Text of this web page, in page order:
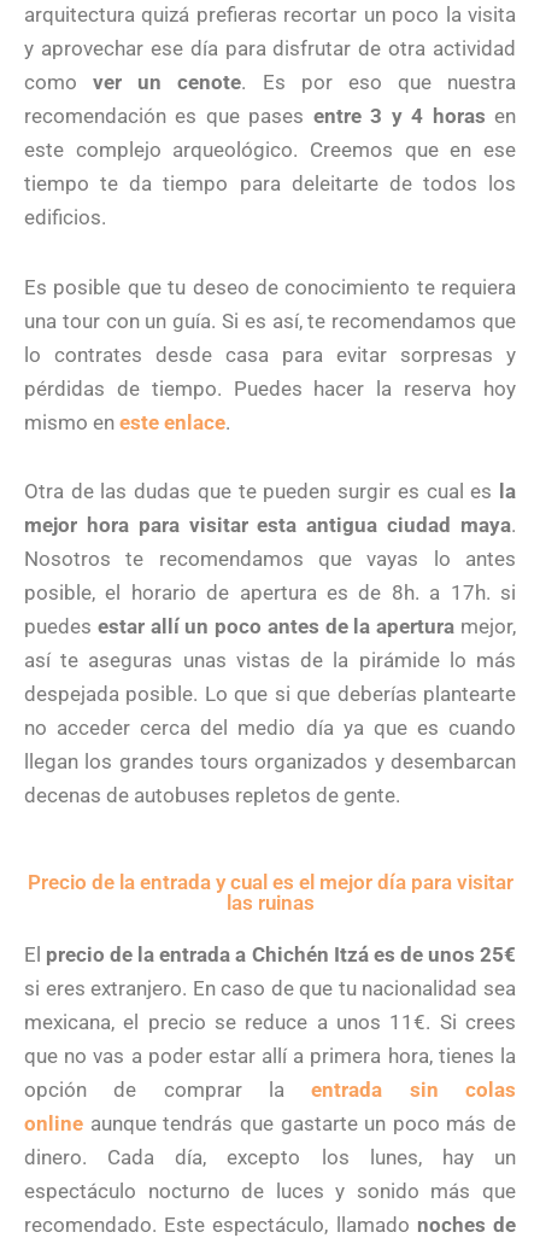
arquitectura quizá prefieras recortar un poco la visita
y aprovechar ese día para disfrutar de otra actividad
comover un cenote. Es por eso que nuestra
recomendación es que pases entre 3 y 4 horas en
este complejo arqueológico. Creemos que en ese
tiempo te da tiempo para deleitarte de todos los
edificios.
Es posible que tu deseo de conocimiento te requiera
una tour con un guía. Si es así, te recomendamos que
lo contrates desde casa para evitar sorpresas y
pérdidas de tiempo. Puedes hacer la reserva hoy
mismo en este enlace.
Otra de las dudas que te pueden surgir es cual es la
mejor hora para visitar esta antigua ciudad maya.
Nosotros te recomendamos que vayas lo antes
posible, el horario de apertura es de 8h. a 17h. si
puedes estar allí un poco antes de la apertura mejor,
así te aseguras unas vistas de la pirámide lo más
despejada posible. Lo que si que deberías plantearte
no acceder cerca del medio día ya que es cuando
llegan los grandes tours organizados y desembarcan
decenas de autobuses repletos de gente.
Precio de la entrada y cual es el mejor día para visitar
las ruinas
El precio de la entrada a Chichén Itzá es de unos 25€
si eres extranjero. En caso de que tu nacionalidad sea
mexicana, el precio se reduce a unos 11€. Si crees
que no vas a poder estar allí a primera hora, tienes la
opción de comprar laentrada sin colas
online aunque tendrás que gastarte un poco más de
dinero. Cada día, excepto los lunes, hay un
espectáculo nocturno de luces y sonido más que
recomendado. Este espectáculo, llamado noches de